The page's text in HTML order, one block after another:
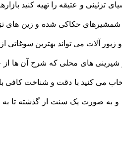
تزئینی و عتیقه را تهیه کنید
حکاکی شده و زین های
زیور آلات می تواند بهترین سوغاتی
شیرینی های محلی که شرح آن ها
می کنید با دقت و شناخت کافی
به صورت یک سنت از گذشته تا به